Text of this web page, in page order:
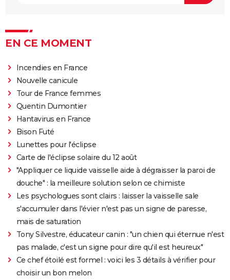
nominations aux Oscars ont provoqué un tollé
Astérix et Obélix et L'Empire du Milieu : casting,
Kaamelott, premier volet : quand sort la suite du film
au cinéma ?
bourde lors du tournage, l'avez-vous remarquée à
Qu'est-ce qu'on a fait au Bon Dieu 3 : une suite est-
elle prévue ?
Fratè
Les Tuche 4 : la mort de Michel Blanc a été "terrible"
pour Jean-Paul Rouve
En même temps
L'Origine du monde
OSS 117 3 : que disent les critiques sur le film ?
Monty Python, Sacré Graal
EN CE MOMENT
Incendies en France
Nouvelle canicule
Tour de France femmes
Quentin Dumontier
Hantavirus en France
Bison Futé
Lunettes pour l'éclipse
Carte de l'éclipse solaire du 12 août
"Appliquer ce liquide vaisselle aide à dégraisser la paroi de
douche" : la meilleure solution selon ce chimiste
Les psychologues sont clairs : laisser la vaisselle sale
s'accumuler dans l'évier n'est pas un signe de paresse,
mais de saturation
Tony Silvestre, éducateur canin : "un chien qui éternue n'est
pas malade, c'est un signe pour dire qu'il est heureux"
Ce chef étoilé est formel : voici les 3 détails à vérifier pour
choisir un bon melon